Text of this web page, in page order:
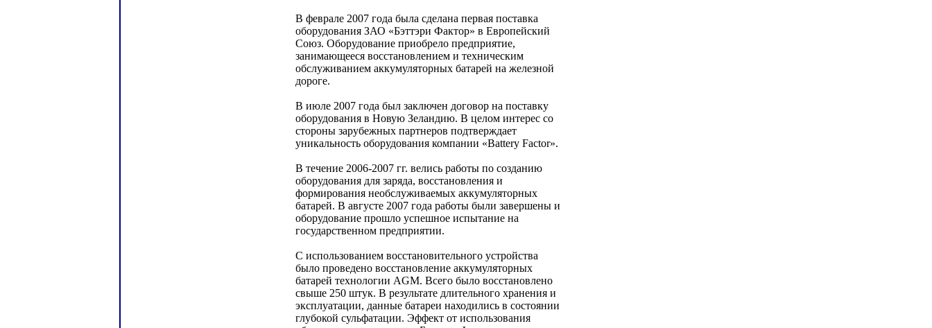
В феврале 2007 года была сделана первая поставка
оборудования ЗАО «Бэттэри Фактор» в Европейский
Союз. Оборудование приобрело предприятие,
занимающееся восстановлением и техническим
обслуживанием аккумуляторных батарей на железной
дороге.
В июле 2007 года был заключен договор на поставку
оборудования в Новую Зеландию. В целом интерес со
стороны зарубежных партнеров подтверждает
уникальность оборудования компании «Battery Factor».
В течение 2006-2007 гг. велись работы по созданию
оборудования для заряда, восстановления и
формирования необслуживаемых аккумуляторных
батарей. В августе 2007 года работы были завершены и
оборудование прошло успешное испытание на
государственном предприятии.
С использованием восстановительного устройства
было проведено восстановление аккумуляторных
батарей технологии AGM. Всего было восстановлено
свыше 250 штук. В результате длительного хранения и
эксплуатации, данные батареи находились в состоянии
глубокой сульфатации. Эффект от использования